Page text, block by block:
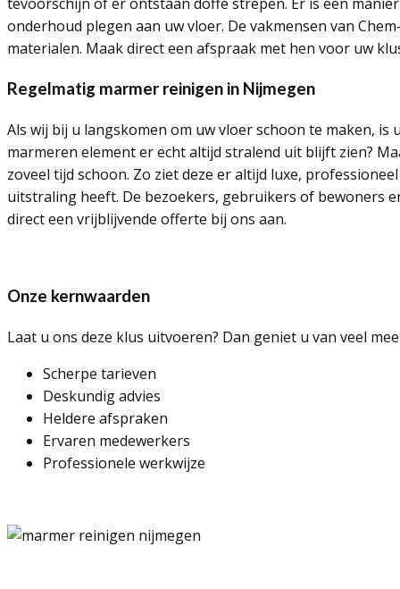
onderhoud plegen aan uw vloer. De vakmensen van
materialen. Maak direct een afspraak met hen voor uw
Regelmatig marmer reinigen in Nijmegen
Als wij bij u langskomen om uw vloer schoon te maken,
marmeren element er echt altijd stralend uit blijft zien?
zoveel tijd schoon. Zo ziet deze er altijd luxe,
uitstraling heeft. De bezoekers, gebruikers of bewoners
direct een vrijblijvende offerte bij ons aan.
Onze kernwaarden
Laat u ons deze klus uitvoeren? Dan geniet u van veel
Scherpe tarieven
Deskundig advies
Heldere afspraken
Ervaren medewerkers
Professionele werkwijze